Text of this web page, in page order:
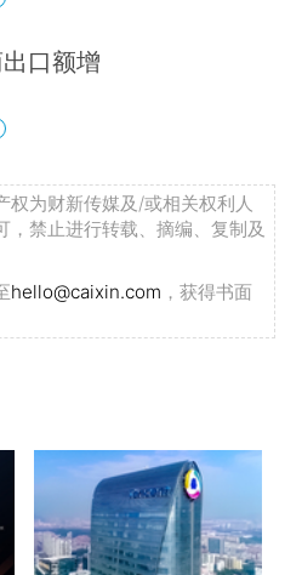
口额增
权为财新传媒及/或相关权利人
，禁止进行转载、摘编、复制及
hello@caixin.com ，获得书面